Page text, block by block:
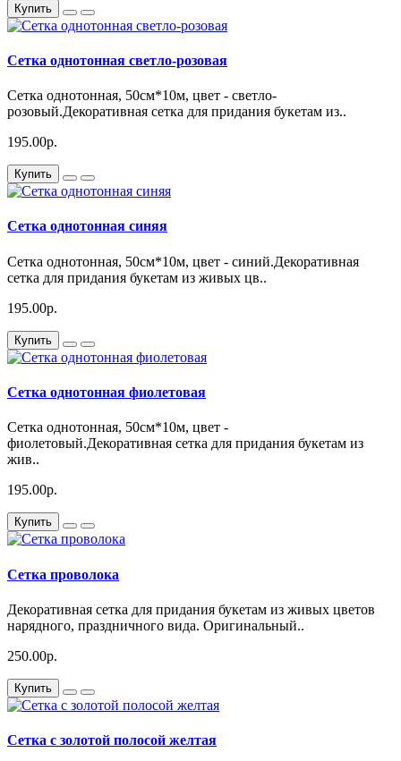
Купить
Сетка однотонная светло-розовая
Сетка однотонная, 50см*10м, цвет - светло-
розовый.Декоративная сетка для придания букетам из..
195.00р.
Купить
Сетка однотонная синяя
Сетка однотонная, 50см*10м, цвет - синий.Декоративная
сетка для придания букетам из живых цв..
195.00р.
Купить
Сетка однотонная фиолетовая
Сетка однотонная, 50см*10м, цвет -
фиолетовый.Декоративная сетка для придания букетам из
жив..
195.00р.
Купить
Сетка проволока
Декоративная сетка для придания букетам из живых цветов
нарядного, праздничного вида. Оригинальный..
250.00р.
Купить
Сетка с золотой полосой желтая